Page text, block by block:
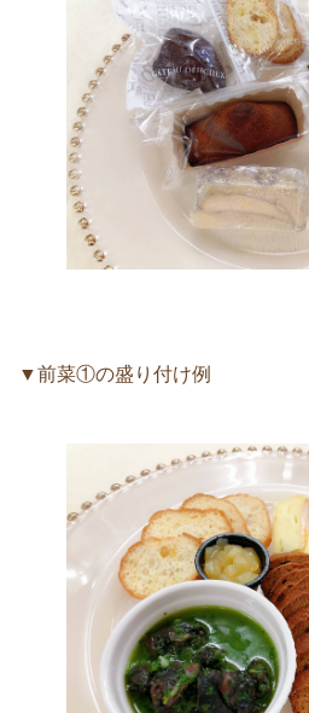
▼前菜①の盛り付け例